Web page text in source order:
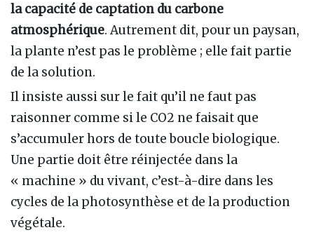
la capacité de captation du carbone
atmosphérique. Autrement dit, pour un paysan,
la plante n’est pas le problème ; elle fait partie
de la solution.
Il insiste aussi sur le fait qu’il ne faut pas
raisonner comme si le CO2 ne faisait que
s’accumuler hors de toute boucle biologique.
Une partie doit être réinjectée dans la
« machine » du vivant, c’est-à-dire dans les
cycles de la photosynthèse et de la production
végétale.